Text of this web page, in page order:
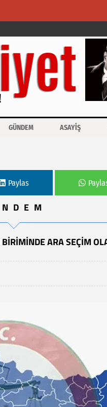
GÜNDEM ASAYİŞ
Paylas
ARA SEÇIM